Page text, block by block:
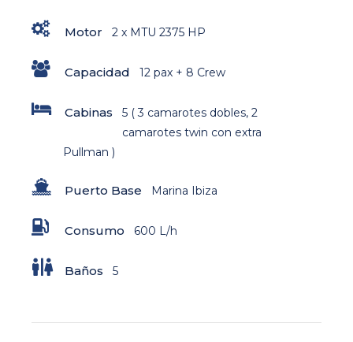
Motor 2 x MTU 2375 HP
Capacidad 12 pax + 8 Crew
Cabinas
5 ( 3 camarotes dobles, 2
camarotes twin con extra
Pullman )
Puerto Base Marina Ibiza
Consumo 600 L/h
Baños 5